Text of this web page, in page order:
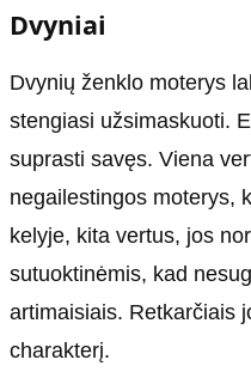
Dvyniai
Dvynių ženklo moterys
stengiasi užsimaskuoti.
suprasti savęs. Viena
negailestingos moterys,
kelyje, kita vertus, jos
sutuoktinėmis, kad
artimaisiais. Retkarčiais
charakterį.